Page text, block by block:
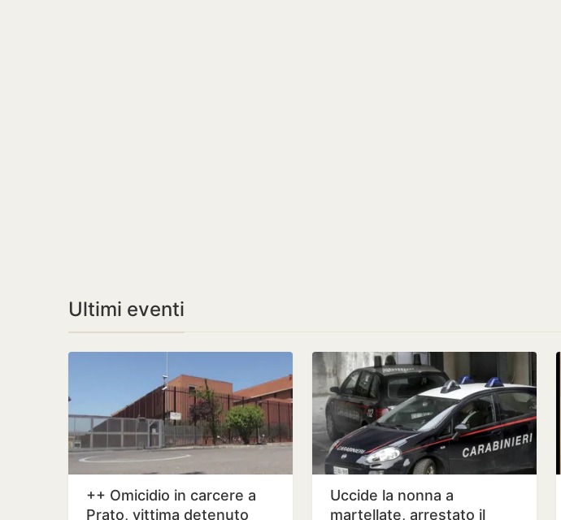
Ultimi eventi
++ Omicidio in carcere a
Prato, vittima detenuto
Uccide la nonna a
martellate, arrestato il